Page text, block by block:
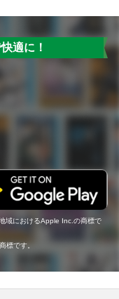
適に！
域におけるApple Inc.の商標で
標です。